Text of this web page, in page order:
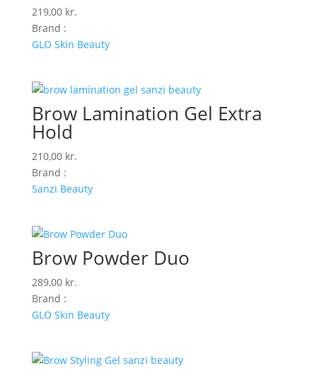
219,00 kr.
Brand :
GLO Skin Beauty
Brow Lamination Gel Extra
Hold
210,00 kr.
Brand :
Sanzi Beauty
Brow Powder Duo
289,00 kr.
Brand :
GLO Skin Beauty